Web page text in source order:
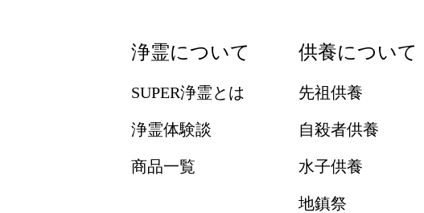
浄霊について
SUPER浄霊とは
浄霊体験談
商品一覧
供養について
先祖供養
自殺者供養
水子供養
地鎮祭